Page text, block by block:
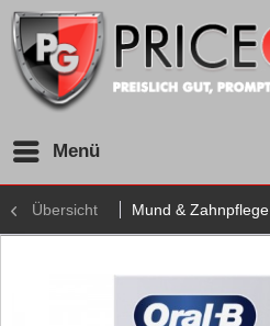
Menü
Übersicht Mund & Zahnpflege